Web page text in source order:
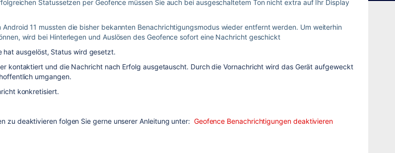
Statussetzen per Geofence müssen Sie auch bei ausgeschaltetem Ton nicht extra auf Ihr Display
11 mussten die bisher bekannten Benachrichtigungsmodus wieder entfernt werden. Um weiterhin
wird bei Hinterlegen und Auslösen des Geofence sofort eine Nachricht geschickt
hat ausgelöst, Status wird gesetzt.
kontaktiert und die Nachricht nach Erfolg ausgetauscht. Durch die Vornachricht wird das Gerät aufgeweckt
umgangen.
konkretisiert.
zu deaktivieren folgen Sie gerne unserer Anleitung unter: Geofence Benachrichtigungen deaktivieren